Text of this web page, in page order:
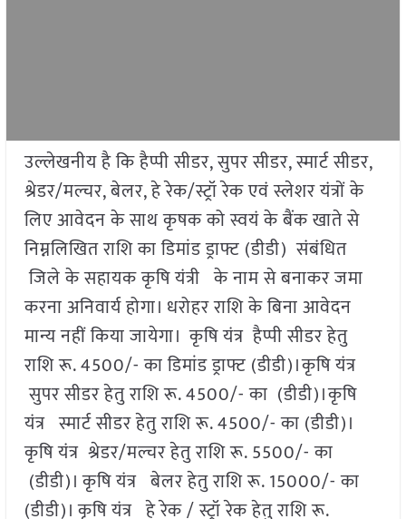
उल्लेखनीय है कि हैप्पी सीडर, सुपर सीडर, स्मार्ट सीडर,
श्रेडर/मल्चर, बेलर, हे रेक/स्ट्रॉ रेक एवं स्लेशर यंत्रों के
लिए आवेदन के साथ कृषक को स्वयं के बैंक खाते से
निम्नलिखित राशि का डिमांड ड्राफ्ट (डीडी) संबंधित
जिले के सहायक कृषि यंत्री के नाम से बनाकर जमा
करना अनिवार्य होगा। धरोहर राशि के बिना आवेदन
मान्य नहीं किया जायेगा। कृषि यंत्र हैप्पी सीडर हेतु
राशि रू. 4500/- का डिमांड ड्राफ्ट (डीडी)।कृषि यंत्र
सुपर सीडर हेतु राशि रू. 4500/- का (डीडी)।कृषि
यंत्र स्मार्ट सीडर हेतु राशि रू. 4500/- का (डीडी)।
कृषि यंत्र श्रेडर/मल्चर हेतु राशि रू. 5500/- का
(डीडी)। कृषि यंत्र बेलर हेतु राशि रू. 15000/- का
(डीडी)। कृषि यंत्र हे रेक / स्ट्रॉ रेक हेतु राशि रू.